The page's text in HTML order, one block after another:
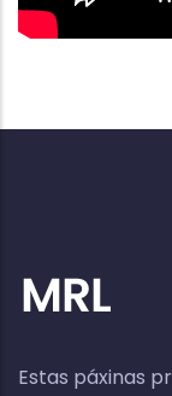
Estas páxinas